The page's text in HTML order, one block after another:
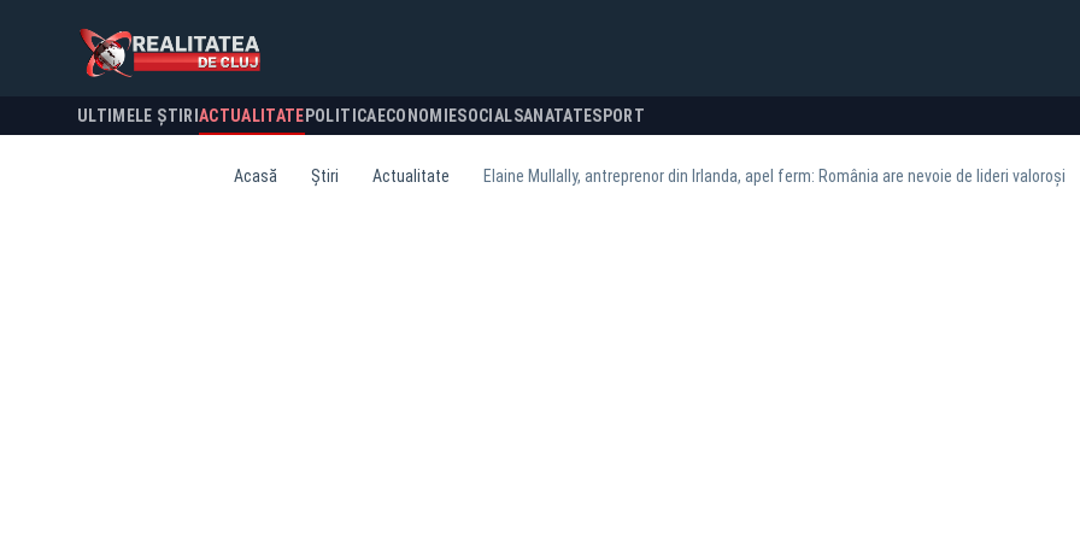
ULTIMELE ȘTIRI ACTUALITATE POLITICA ECONOMIESOCIALSANATATESPORT
Acasă Știri Actualitate Elaine Mullally, antreprenor din Irlanda, apel ferm: România are nevoie de lideri valoroși